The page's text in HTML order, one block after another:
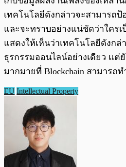
เทคโนโลยีดังกล่าวจะสามารถป้
และจะทราบอย่างแน่ชัดว่าใครเ
แสดงให้เห็นว่าเทคโนโลยีดังก
ธุรกรรมออนไลน์อย่างเดียว แต่
มากมายที่ Blockchain สามารถท
EU Intellectual Property